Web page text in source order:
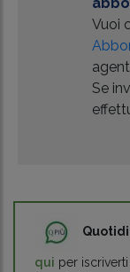
Vuoi
Se
qui per